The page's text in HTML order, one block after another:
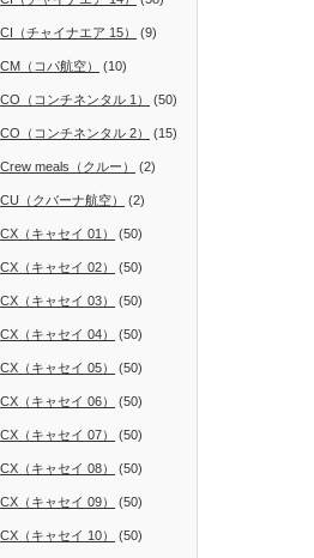
CI（チャイナエア 15） (9)
CM（コパ航空） (10)
CO（コンチネンタル 1） (50)
CO（コンチネンタル 2） (15)
Crew meals（クルー） (2)
CU（クバーナ航空） (2)
CX（キャセイ 01） (50)
CX（キャセイ 02） (50)
CX（キャセイ 03） (50)
CX（キャセイ 04） (50)
CX（キャセイ 05） (50)
CX（キャセイ 06） (50)
CX（キャセイ 07） (50)
CX（キャセイ 08） (50)
CX（キャセイ 09） (50)
CX（キャセイ 10） (50)